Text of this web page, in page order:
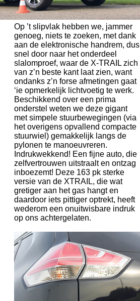
Op ’t slipvlak hebben we, jammer
genoeg, niets te zoeken, met dank
aan de elektronische handrem, dus
snel door naar het onderdeel
slalomproef, waar de X-TRAIL zich
van z’n beste kant laat zien, want
ondanks z’n forse afmetingen gaat
‘ie opmerkelijk lichtvoetig te werk.
Beschikkend over een prima
onderstel weten we deze gigant
met simpele stuurbewegingen (via
het overigens opvallend compacte
stuurwiel) gemakkelijk langs de
pylonen te manoeuvreren.
Indrukwekkend! Een fijne auto, die
zelfvertrouwen uitstraalt en ontzag
inboezemt! Deze 163 pk sterke
versie van de XTRAIL, die wat
gretiger aan het gas hangt en
daardoor iets pittiger optrekt, heeft
wederom een onuitwisbare indruk
op ons achtergelaten.